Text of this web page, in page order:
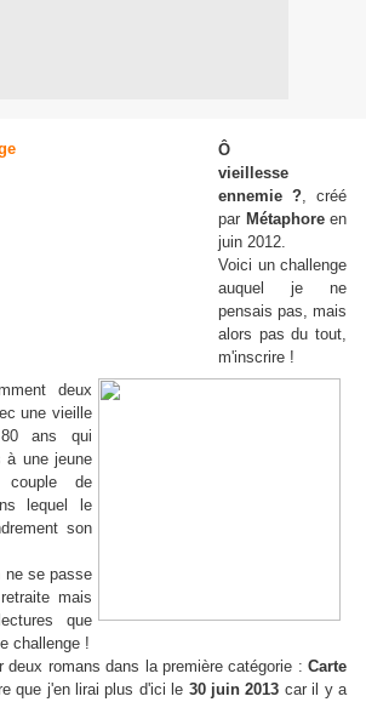
Ô
vieillesse
ennemie ?, créé
par Métaphoreen
juin 2012.
Voici un challenge
auquel je ne
pensais pas, mais
alors pas du tout,
m'inscrire !
deux
une vieille
ans qui
à une jeune
de
lequel le
son
se passe
mais
que
challenge !
deux romans dans la première catégorie : Carte
que j'en lirai plus d'ici le 30 juin 2013 car il y a